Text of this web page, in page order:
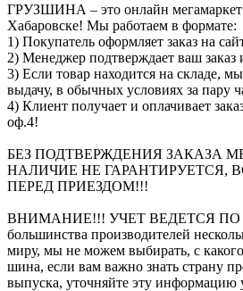
ГРУЗШИНА – это онлайн мегамаркет
Хабаровске! Мы работаем в формате:
1) Покупатель оформляет заказ на
2) Менеджер подтверждает ваш заказ
3) Если товар находится на складе,
выдачу, в обычных условиях за пару
4) Клиент получает и оплачивает
оф.4!
БЕЗ ПОДТВЕРЖДЕНИЯ ЗАКАЗА
НАЛИЧИЕ НЕ ГАРАНТИРУЕТСЯ,
ПЕРЕД ПРИЕЗДОМ!!!
ВНИМАНИЕ!!! УЧЕТ ВЕДЕТСЯ ПО
большинства производителей
миру, мы не можем выбирать, с
шина, если вам важно знать страну
выпуска, уточняйте эту информацию